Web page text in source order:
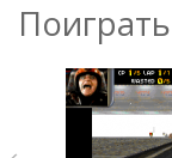
Поиграть